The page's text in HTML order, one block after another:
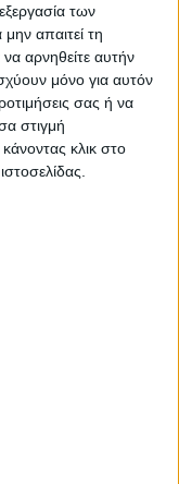
των
απαιτεί τη
αρνηθείτε αυτήν
μόνο για αυτόν
σας ή να
στιγμή
κλικ στο
ζητούν να